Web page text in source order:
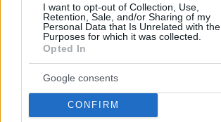
I want to opt-out of Collection, Use,
Retention, Sale, and/or Sharing of my
Personal Data that Is Unrelated with the
Purposes for which it was collected.
Opted In
Google consents
CONFIRM